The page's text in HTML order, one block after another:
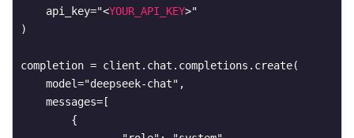
    api_key="
<YOUR_API_KEY>"
)
completion = client.chat.completions.create(
    model="deepseek-chat",
    messages=[
        {